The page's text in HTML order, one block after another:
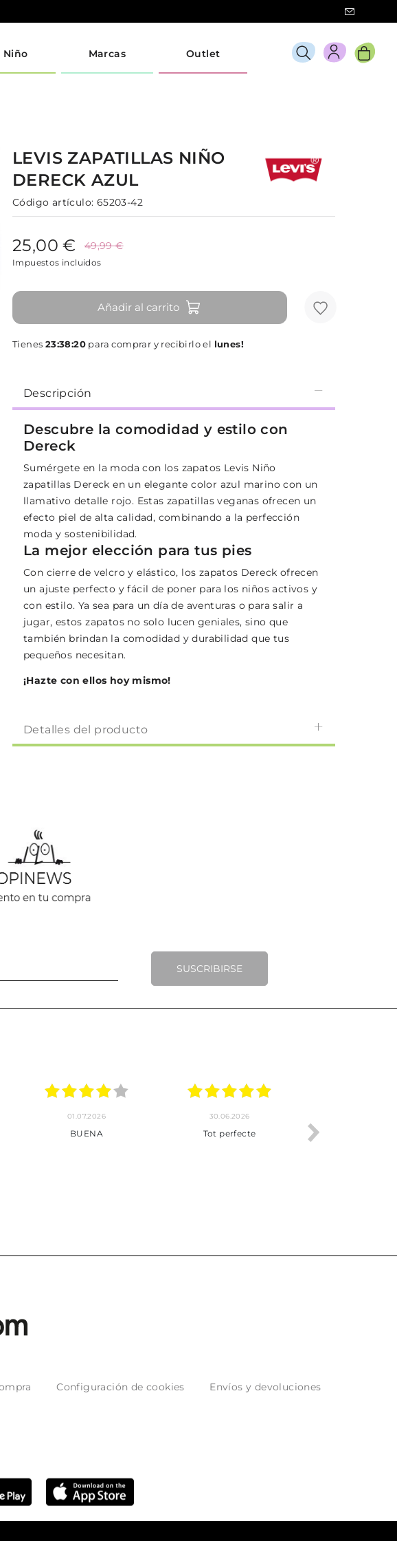
Niño Marcas Outlet
LEVIS ZAPATILLAS NIÑO
DERECK AZUL
Código artículo: 65203-42
25,00 € 49,99 €
Impuestos incluidos
Añadir al carrito
Tienes 23:38:19para comprar y recibirlo el lunes!
Descripción
Descubre la comodidad y estilo con
Dereck
Sumérgete en la moda con los zapatos Levis Niño
zapatillas Dereck en un elegante color azul marino con un
llamativo detalle rojo. Estas zapatillas veganas ofrecen un
efecto piel de alta calidad, combinando a la perfección
moda y sostenibilidad.
La mejor elección para tus pies
Con cierre de velcro y elástico, los zapatos Dereck ofrecen
un ajuste perfecto y fácil de poner para los niños activos y
con estilo. Ya sea para un día de aventuras o para salir a
jugar, estos zapatos no solo lucen geniales, sino que
también brindan la comodidad y durabilidad que tus
pequeños necesitan.
¡Hazte con ellos hoy mismo!
Detalles del producto
SUSCRIBIRSE
22.06.2026
Servicio muy completo
20.06.2026
Envío rápido
Configuración de cookies
Envíos y devoluciones